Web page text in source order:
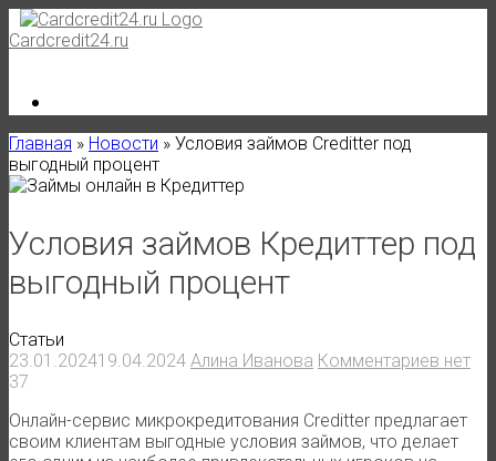
Skip
to
Cardcredit24.ru
Главная » Новости » Условия займов Creditter под
выгодный процент
Условия займов Кредиттер под
выгодный процент
Статьи
23.01.202419.04.2024 Алина Иванова Комментариев нет
37
Онлайн-сервис микрокредитования Creditter предлагает
своим клиентам выгодные условия займов, что делает